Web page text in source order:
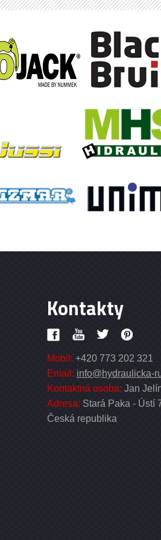
Kontakty
Mobil: +420 773 202 321
Email: info@hydraulicka-
Kontaktná osoba: Jan
Adresa: Stará Paka - Ústí
Česká republika